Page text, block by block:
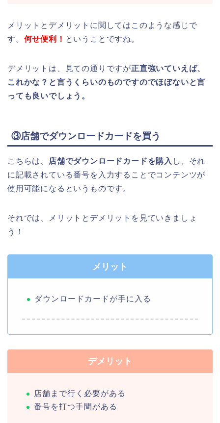
メリットとデメリットに関してはこのような感じで
す。 何せ便利！ ということですね。
デメリットは、見ての通りですが正直強いていえば、
これかな？と言うくらいのものですのでほぼないと言
っても良いでしょう。
③店舗でダウンロードカードを買う
こちらは、 店舗でダウンロードカードを購入 し、それ
に記載されている番号を入力することでコンテンツが
使用可能になるというものです。
それでは、メリットとデメリットを見ていきましょ
う！
メリット
ダウンロードカードが手に入る
デメリット
店舗まで行く必要がある
番号を打つ手間がある